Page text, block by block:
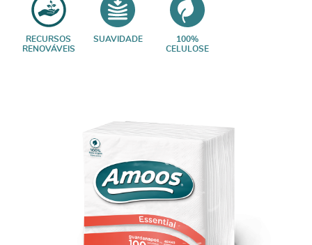
RECURSOS
RENOVÁVEIS
SUAVIDADE
100%
CELULOSE